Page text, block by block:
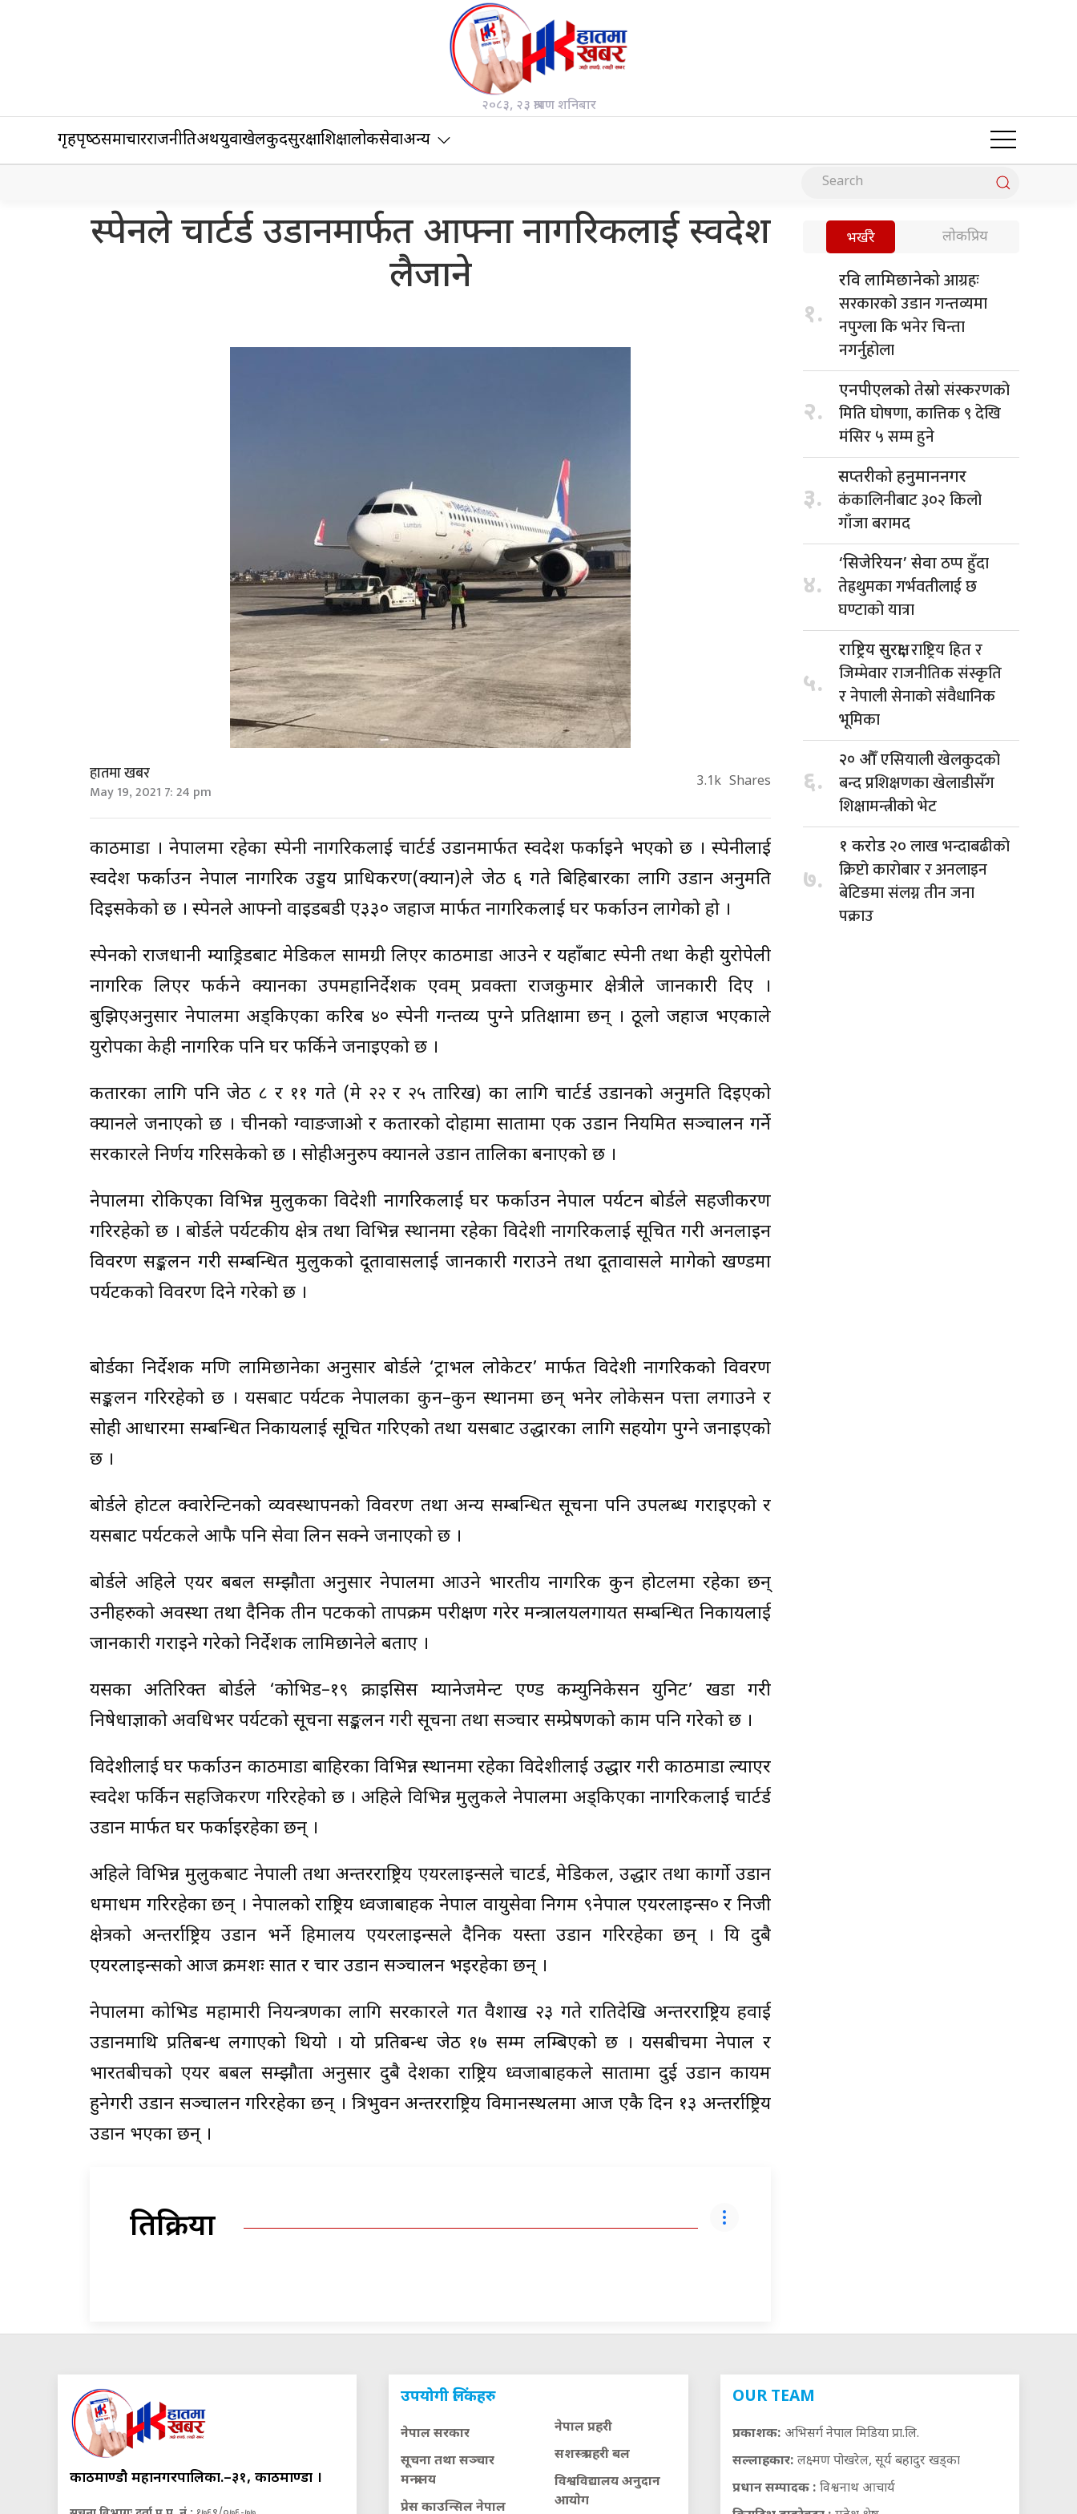
२०८३, २३ श्रावण शनिबार
गृहपृष्‍ठसमाचारराजनीतिअर्थयुवाखेलकुदसुरक्षाशिक्षालोकसेवाअन्य
स्पेनले चार्टर्ड उडानमार्फत आफ्ना नागरिकलाई स्वदेश
लैजाने
हातमा खबर
May 19, 2021 7: 24 pm 3.1k Shares
काठमाडौँ । नेपालमा रहेका स्पेनी नागरिकलाई चार्टर्ड उडानमार्फत स्वदेश फर्काइने भएको छ । स्पेनीलाई
स्वदेश फर्काउन नेपाल नागरिक उड्डय प्राधिकरण(क्यान)ले जेठ ६ गते बिहिबारका लागि उडान अनुमति
दिइसकेको छ । स्पेनले आफ्नो वाइडबडी ए३३० जहाज मार्फत नागरिकलाई घर फर्काउन लागेको हो ।
स्पेनको राजधानी म्याड्रिडबाट मेडिकल सामग्री लिएर काठमाडौँ आउने र यहाँबाट स्पेनी तथा केही युरोपेली
नागरिक लिएर फर्कने क्यानका उपमहानिर्देशक एवम् प्रवक्ता राजकुमार क्षेत्रीले जानकारी दिए ।
बुझिएअनुसार नेपालमा अड्किएका करिब ४० स्पेनी गन्तव्य पुग्ने प्रतिक्षामा छन् । ठूलो जहाज भएकाले
युरोपका केही नागरिक पनि घर फर्किने जनाइएको छ ।
कतारका लागि पनि जेठ ८ र ११ गते (मे २२ र २५ तारिख) का लागि चार्टर्ड उडानको अनुमति दिइएको
क्यानले जनाएको छ । चीनको ग्वाङजाओ र कतारको दोहामा सातामा एक उडान नियमित सञ्चालन गर्ने
सरकारले निर्णय गरिसकेको छ । सोहीअनुरुप क्यानले उडान तालिका बनाएको छ ।
नेपालमा रोकिएका विभिन्न मुलुकका विदेशी नागरिकलाई घर फर्काउन नेपाल पर्यटन बोर्डले सहजीकरण
गरिरहेको छ । बोर्डले पर्यटकीय क्षेत्र तथा विभिन्न स्थानमा रहेका विदेशी नागरिकलाई सूचित गरी अनलाइन
विवरण सङ्कलन गरी सम्बन्धित मुलुकको दूतावासलाई जानकारी गराउने तथा दूतावासले मागेको खण्डमा
पर्यटकको विवरण दिने गरेको छ ।
बोर्डका निर्देशक मणि लामिछानेका अनुसार बोर्डले ‘ट्राभल लोकेटर’ मार्फत विदेशी नागरिकको विवरण
सङ्कलन गरिरहेको छ । यसबाट पर्यटक नेपालका कुन–कुन स्थानमा छन् भनेर लोकेसन पत्ता लगाउने र
सोही आधारमा सम्बन्धित निकायलाई सूचित गरिएको तथा यसबाट उद्धारका लागि सहयोग पुग्ने जनाइएको
छ ।
बोर्डले होटल क्वारेन्टिनको व्यवस्थापनको विवरण तथा अन्य सम्बन्धित सूचना पनि उपलब्ध गराइएको र
यसबाट पर्यटकले आफै पनि सेवा लिन सक्ने जनाएको छ ।
बोर्डले अहिले एयर बबल सम्झौता अनुसार नेपालमा आउने भारतीय नागरिक कुन होटलमा रहेका छन्
उनीहरुको अवस्था तथा दैनिक तीन पटकको तापक्रम परीक्षण गरेर मन्त्रालयलगायत सम्बन्धित निकायलाई
जानकारी गराइने गरेको निर्देशक लामिछानेले बताए ।
यसका अतिरिक्त बोर्डले ‘कोभिड–१९ क्राइसिस म्यानेजमेन्ट एण्ड कम्युनिकेसन युनिट’ खडा गरी
निषेधाज्ञाको अवधिभर पर्यटको सूचना सङ्कलन गरी सूचना तथा सञ्चार सम्प्रेषणको काम पनि गरेको छ ।
विदेशीलाई घर फर्काउन काठमाडौँ बाहिरका विभिन्न स्थानमा रहेका विदेशीलाई उद्धार गरी काठमाडौँ ल्याएर
स्वदेश फर्किन सहजिकरण गरिरहेको छ । अहिले विभिन्न मुलुकले नेपालमा अड्किएका नागरिकलाई चार्टर्ड
उडान मार्फत घर फर्काइरहेका छन् ।
अहिले विभिन्न मुलुकबाट नेपाली तथा अन्तरराष्ट्रिय एयरलाइन्सले चाटर्ड, मेडिकल, उद्धार तथा कार्गो उडान
धमाधम गरिरहेका छन् । नेपालको राष्ट्रिय ध्वजाबाहक नेपाल वायुसेवा निगम ९नेपाल एयरलाइन्स० र निजी
क्षेत्रको अन्तर्राष्ट्रिय उडान भर्ने हिमालय एयरलाइन्सले दैनिक यस्ता उडान गरिरहेका छन् । यि दुबै
एयरलाइन्सको आज क्रमशः सात र चार उडान सञ्चालन भइरहेका छन् ।
नेपालमा कोभिड महामारी नियन्त्रणका लागि सरकारले गत वैशाख २३ गते रातिदेखि अन्तरराष्ट्रिय हवाई
उडानमाथि प्रतिबन्ध लगाएको थियो । यो प्रतिबन्ध जेठ १७ सम्म लम्बिएको छ । यसबीचमा नेपाल र
भारतबीचको एयर बबल सम्झौता अनुसार दुबै देशका राष्ट्रिय ध्वजाबाहकले सातामा दुई उडान कायम
हुनेगरी उडान सञ्चालन गरिरहेका छन् । त्रिभुवन अन्तरराष्ट्रिय विमानस्थलमा आज एकै दिन १३ अन्तर्राष्ट्रिय
उडान भएका छन् ।
प्रतिक्रिया
भर्खरै लोकप्रिय
१.
रवि लामिछानेकोआग्रहः
सरकारको उडान गन्तव्यमा
नपुग्ला कि भनेर चिन्ता
नगर्नुहोला
२.
एनपीएलको तेस्रोसंस्करणको
मिति घोषणा, कात्तिक ९ देखि
मंसिर ५ सम्म हुने
३.
सप्तरीको हनुमाननगर
कंकालिनीबाट ३०२ किलो
गाँजा बरामद
४.
‘सिजेरियन’ सेवाठप्प हुँदा
तेह्रथुमका गर्भवतीलाई छ
घण्टाको यात्रा
५.
राष्ट्रिय सुरक्षा,राष्ट्रिय हित र
जिम्मेवार राजनीतिक संस्कृति
र नेपाली सेनाको संवैधानिक
भूमिका
६.
२० औँएसियाली खेलकुदको
बन्द प्रशिक्षणका खेलाडीसँग
शिक्षामन्त्रीको भेट
७.
१ करोड २० लाख भन्दाबढीको
क्रिप्टो कारोबार र अनलाइन
बेटिङमा संलग्न तीन जना
पक्राउ
काठमाण्डौ महानगरपालिका.–३१, काठमाण्डौं ।
उपयोगी लिंकहरु
नेपाल सरकार
सूचना तथा सञ्चार
मन्त्रालय
प्रेस काउन्सिल नेपाल
नेपाल प्रहरी
सशस्त्र प्रहरी बल
विश्वविद्यालय अनुदान
आयाेग
OUR TEAM
प्रकाशक: अभिसर्ग नेपाल मिडिया प्रा.लि.
सल्लाहकार: लक्ष्मण पोखरेल, सूर्य बहादुर खड्का
प्रधान सम्पादक : विश्वनाथ आचार्य